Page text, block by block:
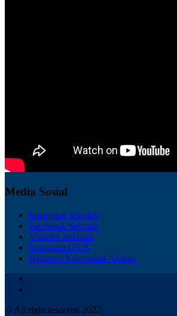
Media Sosial
Instagram Sekolah
Facebook Sekolah
Youtube Sekolah
Instagram OSIS
Halaman Komunitas Alumni
© All right reserved 2022